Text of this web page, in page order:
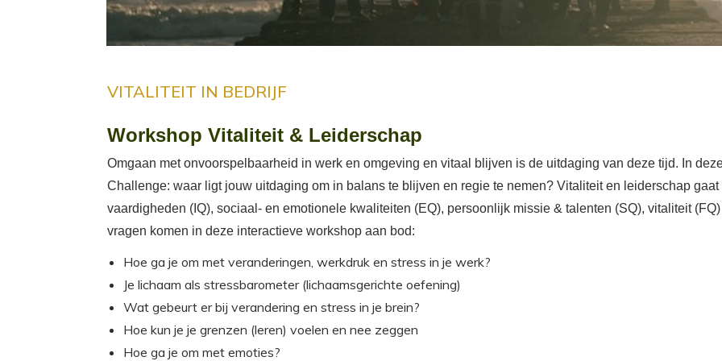
VITALITEIT IN BEDRIJF
Workshop Vitaliteit & Leiderschap
Omgaan met onvoorspelbaarheid in werk en omgeving en vitaal blijven is de uitdaging van deze tijd. In
Challenge: waar ligt jouw uitdaging om in balans te blijven en regie te nemen? Vitaliteit en leiderschap
vaardigheden (IQ), sociaal- en emotionele kwaliteiten (EQ), persoonlijk missie & talenten (SQ), vitaliteit
vragen komen in deze interactieve workshop aan bod:
Hoe ga je om met veranderingen, werkdruk en stress in je werk?
Je lichaam als stressbarometer (lichaamsgerichte oefening)
Wat gebeurt er bij verandering en stress in je brein?
Hoe kun je je grenzen (leren) voelen en nee zeggen
Hoe ga je om met emoties?